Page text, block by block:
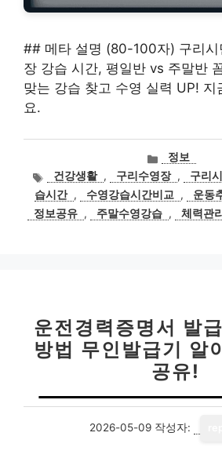
## 메타 설명 (80-100자) 구리시
장 강습 시간, 평일반 vs 주말반
맞는 강습 찾고 수영 실력 UP! 지
요.
카
테
고
리
정보
태
그
건강생활 , 구리수영장 ,
구리
습시간 , 수영강습시간비교 , 운동
정보공유 , 주말수영강습 , 체력관리
운전경력증명서 발
방법 무인발급기 알
공유!
2026-05-09 작성자: